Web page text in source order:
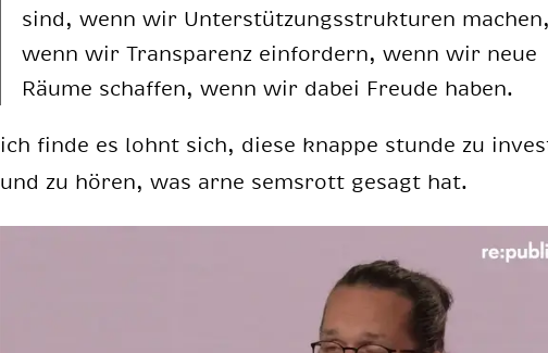
sind, wenn wir Un­ter­stüt­zungs­struk­tu­ren ma­chen,
wenn wir Trans­pa­renz ein­for­dern, wenn wir neue
Räu­me schaf­fen, wenn wir da­bei Freu­de ha­ben.
ich fin­de es lohnt sich, die­se knap­pe stun­de zu
und zu hö­ren, was arne sems­rott ge­sagt hat.